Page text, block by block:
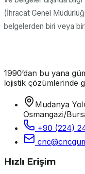
(İhracat Genel
belgelerden biri veya
1990’dan bu yana
lojistik çözümlerinde
Mudanya
Osmangazi/
+90 (224)
Hızlı Erişim